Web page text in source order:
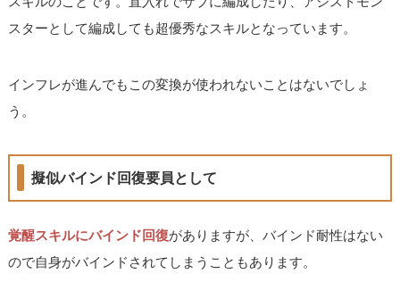
スターとして編成しても超優秀なスキルとなっています。
インフレが進んでもこの変換が使われないことはないでしょ
う。
擬似バインド回復要員として
覚醒スキルにバインド回復がありますが、バインド耐性はない
ので自身がバインドされてしまうこともあります。